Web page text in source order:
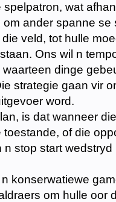
wat
ander spanne se
veld, tot hulle
Ons wil n
dinge
strategie gaan vir
word.
is dat wanneer
of die
stop start
konserwatiewe
om hulle oor